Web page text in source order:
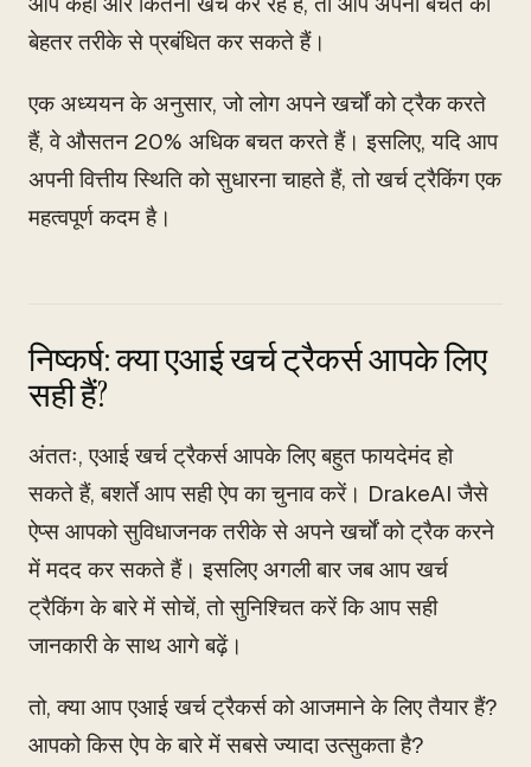
बेहतर तरीके से प्रबंधित कर सकते हैं।
एक अध्ययन के अनुसार, जो लोग अपने खर्चों को ट्रैक करते
हैं, वे औसतन 20% अधिक बचत करते हैं। इसलिए, यदि आप
अपनी वित्तीय स्थिति को सुधारना चाहते हैं, तो खर्च ट्रैकिंग एक
महत्वपूर्ण कदम है।
निष्कर्ष: क्या एआई खर्च ट्रैकर्स आपके लिए
सही हैं?
अंततः, एआई खर्च ट्रैकर्स आपके लिए बहुत फायदेमंद हो
सकते हैं, बशर्ते आप सही ऐप का चुनाव करें। DrakeAI जैसे
ऐप्स आपको सुविधाजनक तरीके से अपने खर्चों को ट्रैक करने
में मदद कर सकते हैं। इसलिए अगली बार जब आप खर्च
ट्रैकिंग के बारे में सोचें, तो सुनिश्चित करें कि आप सही
जानकारी के साथ आगे बढ़ें।
तो, क्या आप एआई खर्च ट्रैकर्स को आजमाने के लिए तैयार हैं?
आपको किस ऐप के बारे में सबसे ज्यादा उत्सुकता है?